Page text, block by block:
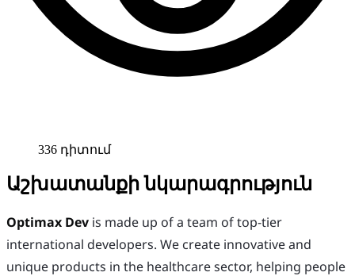
336 դիտում
Աշխատանքի նկարագրություն
Optimax Dev is made up of a team of top-tier
international developers. We create innovative and
unique products in the healthcare sector, helping people